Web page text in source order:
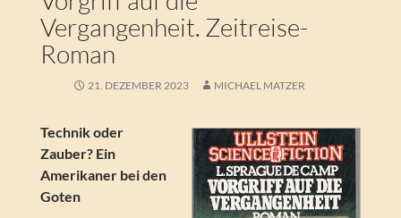
Vergangenheit. Zeitreise-
Roman
21. DEZEMBER 2023 MICHAEL MATZER
Technik oder
Zauber? Ein
Amerikaner bei den
Goten